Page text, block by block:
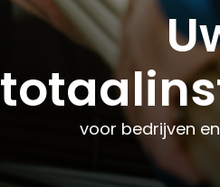
voor bedrijven
voor bedrijven
voor bedrijven